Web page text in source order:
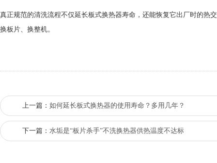
真正规范的清洗流程不仅延长板式换热器寿命，还能恢复它出厂时的热
换板片、换整机。
上一篇： 如何延长板式换热器的使用寿命？多用几年？
下一篇： 水垢是“板片杀手”不洗换热器供热温度不达标